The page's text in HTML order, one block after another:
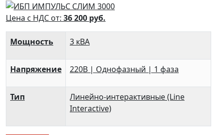
Цена с НДС от: 36 200 руб.
Мощность 3 кВА
Напряжение 220В | Однофазный | 1 фаза
Тип
Линейно-интерактивные (Line
Interactive)